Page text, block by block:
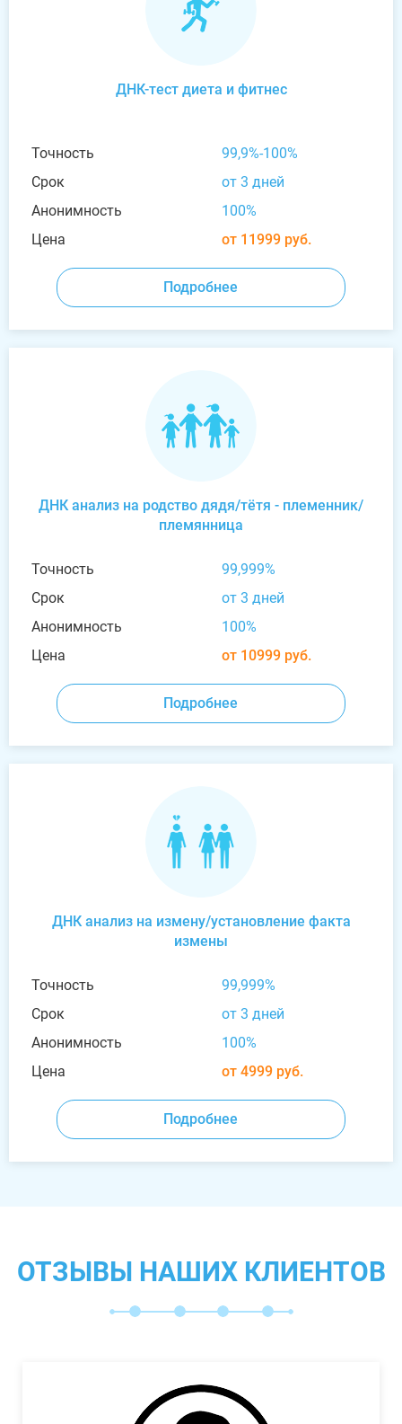
ДНК-тест диета и фитнес
Точность
99,9%-100%
Срок
от 3 дней
Анонимность
100%
Цена
от 11999 руб.
Подробнее
ДНК анализ на родство дядя/тётя - племенник/
племянница
Точность
99,999%
Срок
от 3 дней
Анонимность
100%
Цена
от 10999 руб.
Подробнее
ДНК анализ на измену/установление факта
измены
Точность
99,999%
Срок
от 3 дней
Анонимность
100%
Цена
от 4999 руб.
Подробнее
ОТЗЫВЫ НАШИХ КЛИЕНТОВ